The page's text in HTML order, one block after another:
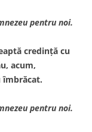
pentru noi.
credinţă cu
acum,
îmbrăcat.
pentru noi.